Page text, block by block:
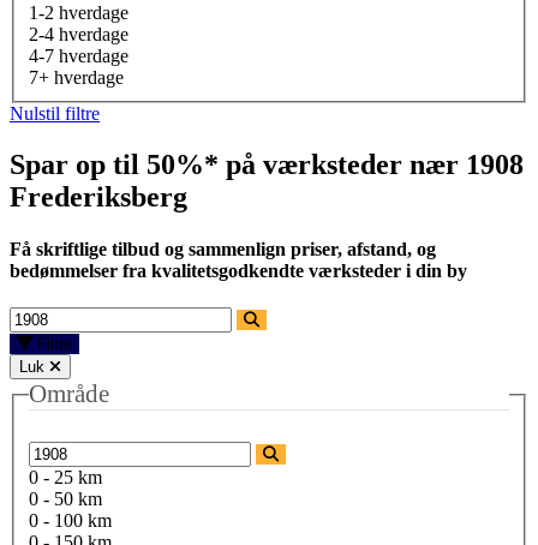
1-2 hverdage
2-4 hverdage
4-7 hverdage
7+ hverdage
Nulstil filtre
Spar op til 50%* på værksteder nær 1908
Frederiksberg
Få skriftlige tilbud og sammenlign priser, afstand, og
bedømmelser fra kvalitetsgodkendte værksteder i din by
Filtre
Luk
Område
0 - 25 km
0 - 50 km
0 - 100 km